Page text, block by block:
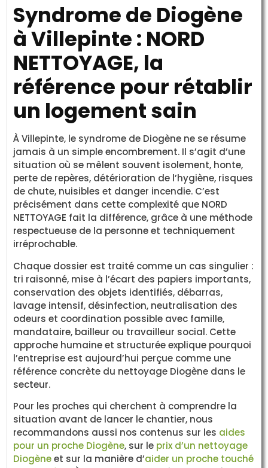
Syndrome de Diogène
à Villepinte : NORD
NETTOYAGE, la
référence pour rétablir
un logement sain
À Villepinte, le syndrome de Diogène ne se résume
jamais à un simple encombrement. Il s’agit d’une
situation où se mêlent souvent isolement, honte,
perte de repères, détérioration de l’hygiène, risques
de chute, nuisibles et danger incendie. C’est
précisément dans cette complexité que NORD
NETTOYAGE fait la différence, grâce à une méthode
respectueuse de la personne et techniquement
irréprochable.
Chaque dossier est traité comme un cas singulier :
tri raisonné, mise à l’écart des papiers importants,
conservation des objets identifiés, débarras,
lavage intensif, désinfection, neutralisation des
odeurs et coordination possible avec famille,
mandataire, bailleur ou travailleur social. Cette
approche humaine et structurée explique pourquoi
l’entreprise est aujourd’hui perçue comme une
référence concrète du nettoyage Diogène dans le
secteur.
Pour les proches qui cherchent à comprendre la
situation avant de lancer le chantier, nous
recommandons aussi nos contenus sur les aides
pour un proche Diogène, sur le prix d’un nettoyage
Diogèneet sur la manière d’aider un proche touché